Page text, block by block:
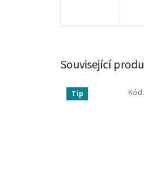
Související
Tip Kód: